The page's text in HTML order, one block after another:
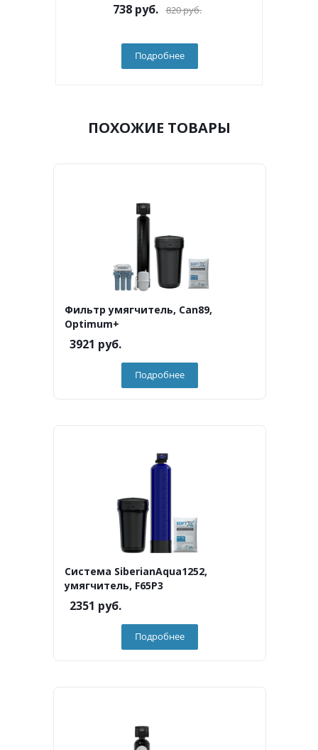
738руб. 820руб.
Подробнее
ПОХОЖИЕ ТОВАРЫ
Фильтр умягчитель, Can89,
Optimum+
3921 руб.
Подробнее
Система SiberianAqua1252,
умягчитель, F65P3
2351 руб.
Подробнее